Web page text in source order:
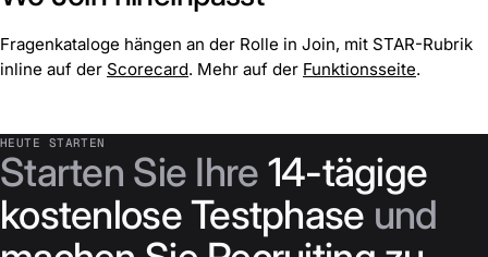
Fragenkataloge hängen an der Rolle in Join, mit STAR-Rubrik
inline auf der Scorecard. Mehr auf der Funktionsseite.
HEUTE STARTEN
Starten Sie Ihre 14-tägige
kostenlose Testphase und